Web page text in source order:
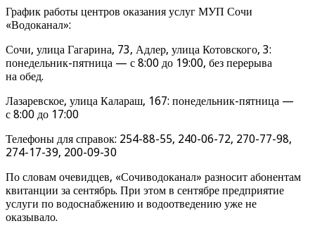
График работы центров оказания услуг МУП Сочи
«Водоканал»:
Сочи, улица Гагарина, 73, Адлер, улица Котовского, 3:
понедельник-пятница — с 8:00 до 19:00, без перерыва
на обед.
Лазаревское, улица Калараш, 167: понедельник-пятница —
с 8:00 до 17:00
Телефоны для справок: 254-88-55, 240-06-72, 270-77-98,
274-17-39, 200-09-30
По словам очевидцев, «Сочиводоканал» разносит абонентам
квитанции за сентябрь. При этом в сентябре предприятие
услуги по водоснабжению и водоотведению уже не
оказывало.